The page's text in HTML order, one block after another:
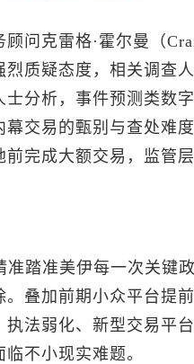
问克雷格·霍尔曼（
烈质疑态度，相关调查
士分析，事件预测类数
幕交易的甄别与查处难
前完成大额交易，监管
准踏准美伊每一次关键
。叠加前期小众平台提
执法弱化、新型交易平
不小现实难题。